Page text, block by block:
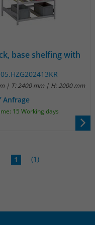
base shelfing with
| T: 2400 mm | H: 2000 mm
Anfrage
15 Working days
1 (1)
Tracking-Optin-
Matomo installiert. Das
zu
Nutzung der Website für
der Website zu verfolgen.
Besucher zu identifizieren.